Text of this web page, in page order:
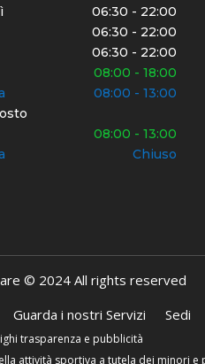
06:30 - 22:00
06:30 - 22:00
06:30 - 22:00
08:00 - 18:00
08:00 - 13:00
08:00 - 13:00
Chiuso
© 2024 All rights reserved
Guarda i nostri Servizi Sedi
trasparenza e pubblicità
attività sportiva a tutela dei minori e